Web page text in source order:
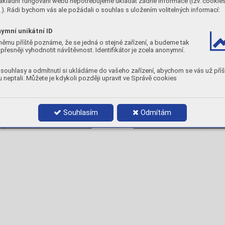
Rádi bychom vás ale požádali o souhlas s uložením volitelných informací:
unikátní ID
příště poznáme, že se jedná o stejné zařízení, a budeme tak
vyhodnotit návštěvnost. Identifikátor je zcela anonymní.
a odmítnutí si ukládáme do vašeho zařízení, abychom se vás už
neptali. Můžete je kdykoli později upravit ve Správě cookies
Souhlasím Odmítám
55,0
°C
Interval
°C
Balení
21,0
MECHANICKÉ A PRACOVNÍ
Pracovní teplota
°C
Pevnost pájky
Tvrdost 130HB
Objednací číslo